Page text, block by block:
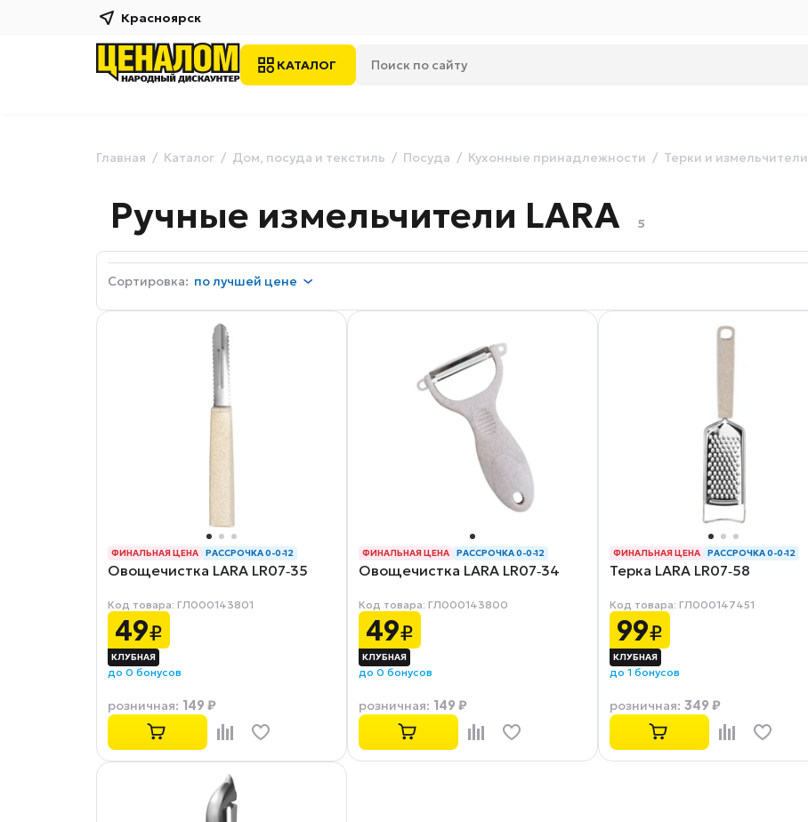
Красноярск
КАТАЛОГ
Главная Каталог Дом, посуда и текстиль Посуда Кухонные принадлежности Терки и измельчители
Ручные измельчители LARA 5
Сортировка: получшей цене
ФИНАЛЬНАЯ ЦЕНА РАССРОЧКА 0-0-12
Овощечистка LARA LR07‑35
Код товара: ГЛ000143801
49₽
до 0 бонусов
розничная: 149 ₽
ФИНАЛЬНАЯ ЦЕНА РАССРОЧКА 0-0-12
Овощечистка LARA LR07‑34
Код товара: ГЛ000143800
49₽
до 0 бонусов
розничная: 149 ₽
ФИНАЛЬНАЯ ЦЕНА РАССРОЧКА 0-0-12
Терка LARA LR07‑58
Код товара: ГЛ000147451
99₽
до 1 бонусов
розничная: 349 ₽